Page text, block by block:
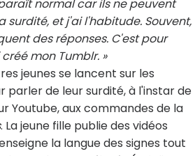
normal car ils ne peuvent
surdité, et j'ai l'habitude. Souvent,
des réponses. C'est pour
mon Tumblr. »
jeunes se lancent sur les
parler de leur surdité, à l'instar de
Youtube, aux commandes de la
. La jeune fille publie des vidéos
la langue des signes tout